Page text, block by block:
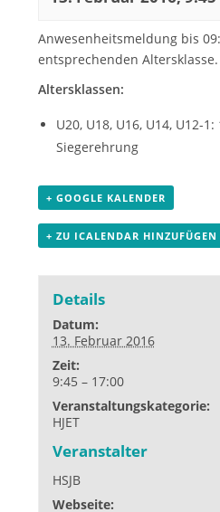
Anwesenheitsmeldung bis
entsprechenden
Altersklassen:
U20, U18, U16, U14, U12-
Siegerehrung
+ GOOGLE KALENDER
+ ZU ICALENDAR HINZUFÜGEN
Details
Datum:
13. Februar 2016
Zeit:
9:45 – 17:00
Veranstaltungskategorie:
HJET
Veranstalter
HSJB
Webseite: